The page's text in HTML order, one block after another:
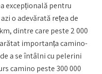
excepțională pentru
o adevărată rețea de
dintre care peste 2 000
importanța camino-
a se întâlni cu pelerini
camino peste 300 000